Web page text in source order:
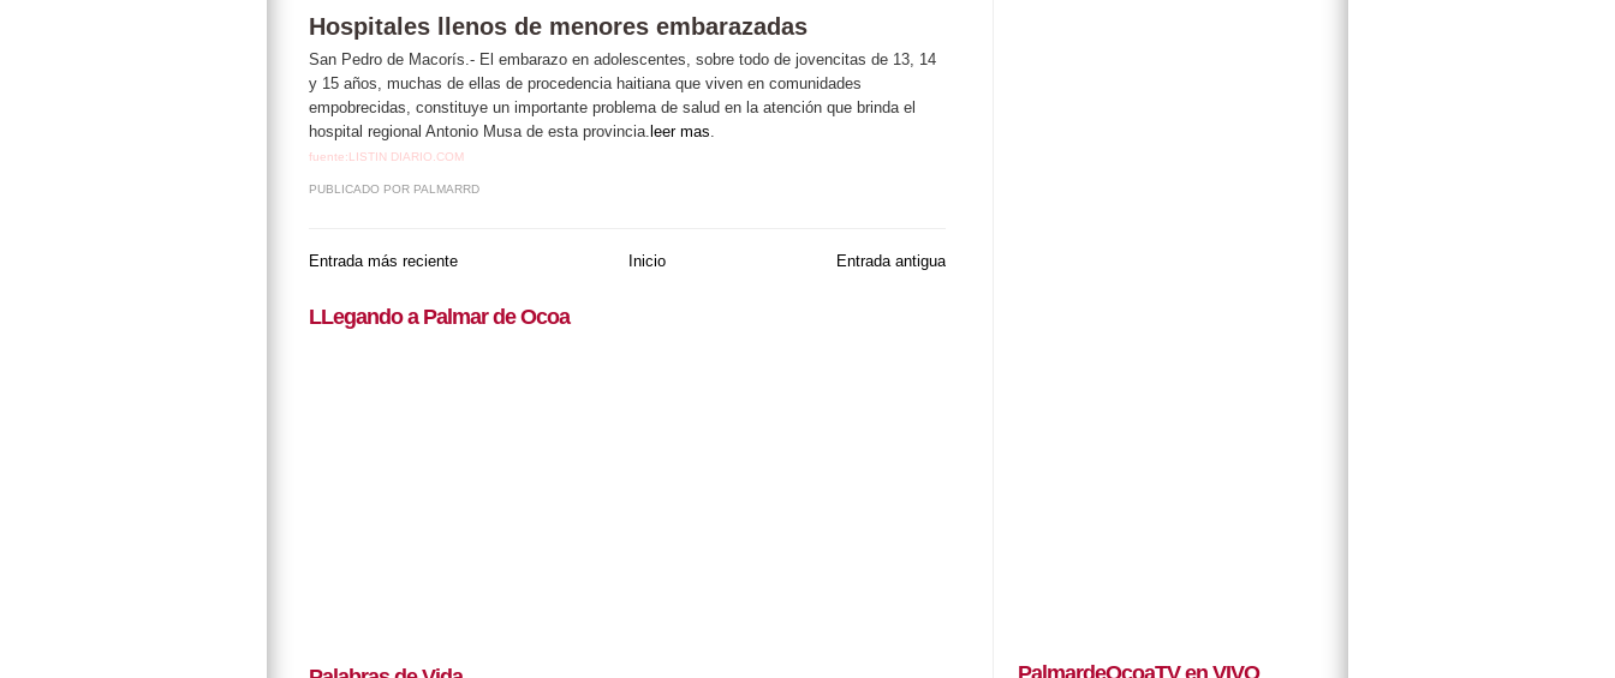
Hospitales llenos de menores embarazadas
San Pedro de Macorís.- El embarazo en adolescentes, sobre todo de jovencitas de 13, 14
y 15 años, muchas de ellas de procedencia haitiana que viven en comunidades
empobrecidas, constituye un importante problema de salud en la atención que brinda el
hospital regional Antonio Musa de esta provincia. leer mas.
fuente:LISTIN DIARIO.COM
PUBLICADO POR PALMARRD
Entrada más reciente Entrada antigua
Inicio
LLegando a Palmar de Ocoa
PalmardeOcoaTV en VIVO